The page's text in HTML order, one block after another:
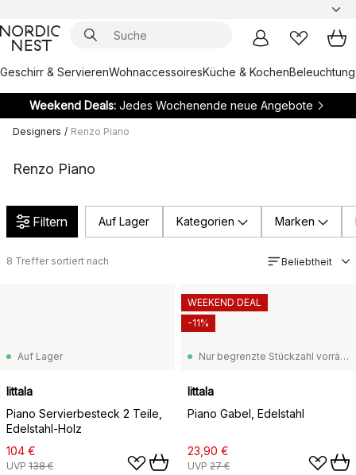
Geschirr & ServierenWohnaccessoiresKüche & KochenBeleuchtung
Weekend Deals:Jedes Wochenende neue Angebote
Designers / Renzo Piano
Renzo Piano
Filtern Auf Lager Kategorien Marken
8 Treffer sortiert nach Beliebtheit
Auf Lager
Iittala
Piano Servierbesteck 2 Teile,
Edelstahl-Holz
104 €
UVP 138 €
Nur begrenzte Stückzahl vorrätig
Iittala
Piano Gabel, Edelstahl
23,90 €
UVP 27 €
WEEKEND DEAL
-11%